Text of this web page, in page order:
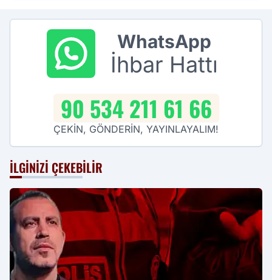
WhatsApp
İhbar Hattı
90 534 211 61 66
ÇEKİN, GÖNDERİN, YAYINLAYALIM!
İLGINIZI ÇEKEBILIR